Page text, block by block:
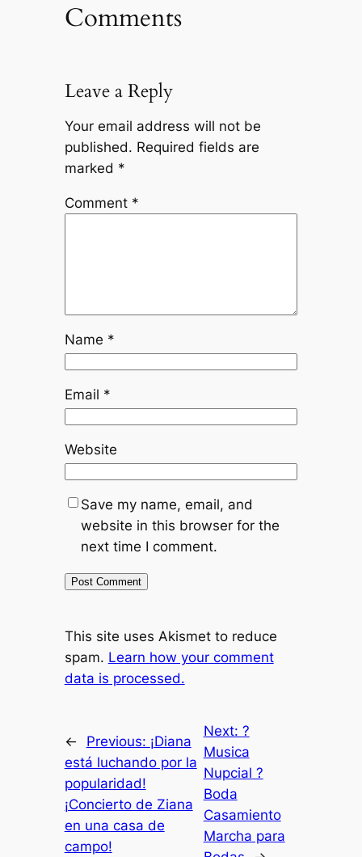
Comments
Leave a Reply
Your email address will not be
published. Required fields are
marked *
Comment *
Name *
Email *
Website
Save my name, email, and
website in this browser for the
next time I comment.
This site uses Akismet to reduce
spam. Learn how your comment
data is processed.
← Previous: ¡Diana
está luchando por la
popularidad!
¡Concierto de Ziana
en una casa de
campo!
Next: ?
Musica
Nupcial ?
Boda
Casamiento
Marcha para